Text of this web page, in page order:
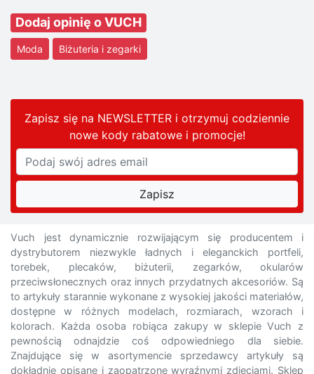
Dodaj opinię o VUCH
Moda Biżuteria i zegarki
Zapisz się na NEWSLETTER i otrzymuj codziennie
nowe kody rabatowei promocje!
Vuch jest dynamicznie rozwijającym się producentem i
dystrybutorem niezwykle ładnych i eleganckich portfeli,
torebek, plecaków, biżuterii, zegarków, okularów
przeciwsłonecznych oraz innych przydatnych akcesoriów. Są
to artykuły starannie wykonane z wysokiej jakości materiałów,
dostępne w różnych modelach, rozmiarach, wzorach i
kolorach. Każda osoba robiąca zakupy w sklepie Vuch z
pewnością odnajdzie coś odpowiedniego dla siebie.
Znajdujące się w asortymencie sprzedawcy artykuły są
dokładnie opisane i zaopatrzone wyraźnymi zdjęciami. Sklep